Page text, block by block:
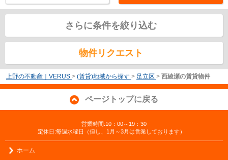
さらに条件を絞り込む
物件リクエスト
上野の不動産｜VERUS > (賃貸)地域から探す > 足立区 > 西綾瀬の賃貸物件
ページトップに戻る
営業時間:10：00～19：30
定休日:毎週水曜日（但し、1月～3月は営業しております）
ホーム